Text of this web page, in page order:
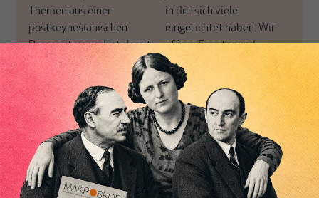
Themen aus einer
postkeynesianischen
Perspektive und ist damit
in Deutschland einzigartig.
MAKROSKOP steht für
das große Ganze. Wir
haben einen Blick auf
Geld, Wirtschaft und
Politik, den Sie so
woanders nicht finden.
Dabei leben wir von
in der sich viele
eingerichtet haben. Wir
öffnen Fenster und
bringen frische Luft in die
engen und verstaubten
Debattenräume.
Brauchen Sie auch frische
Luft? Dann folgen Sie
einfach dem Button.